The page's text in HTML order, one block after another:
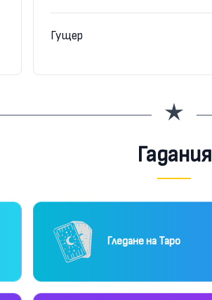
Гущер
Гадания
Гледане на Таро